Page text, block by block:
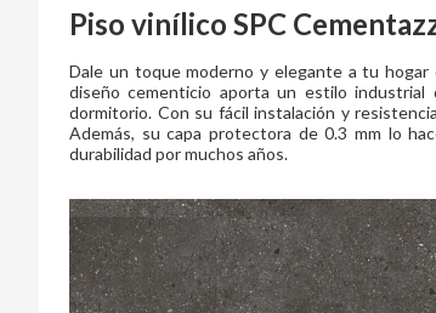
Piso vinílico SPC
Dale un toque moderno y elegante a tu hogar
diseño cementicio aporta un estilo
dormitorio. Con su fácil instalación y
Además, su capa protectora de 0.3 mm lo
durabilidad por muchos años.